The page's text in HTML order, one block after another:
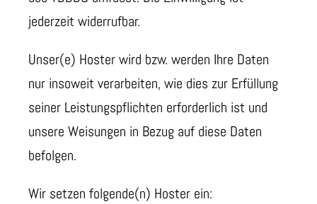
jederzeit widerrufbar.
Unser(e) Hoster wird bzw. werden Ihre Daten
nur insoweit verarbeiten, wie dies zur Erfüllung
seiner Leistungspflichten erforderlich ist und
unsere Weisungen in Bezug auf diese Daten
befolgen.
Wir setzen folgende(n) Hoster ein: